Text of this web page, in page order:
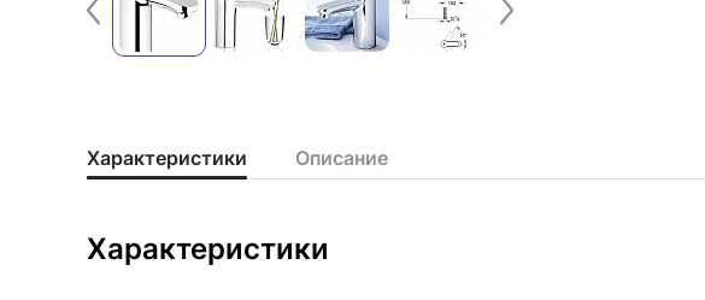
Характеристики Описание
Характеристики